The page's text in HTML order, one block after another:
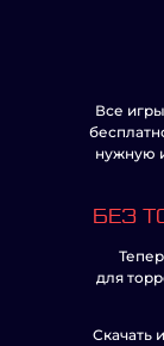
Все
нужную
БЕЗ
для
Скачать